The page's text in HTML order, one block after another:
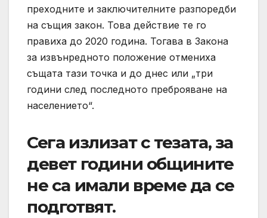
преходните и заключителните разпоредби
на същия закон. Това действие те го
правиха до 2020 година. Тогава в Закона
за извънредното положение отмениха
същата тази точка и до днес или „три
години след последното преброяване на
населението“.
Сега излизат с тезата, за
девет години общините
не са имали време да се
подготвят.